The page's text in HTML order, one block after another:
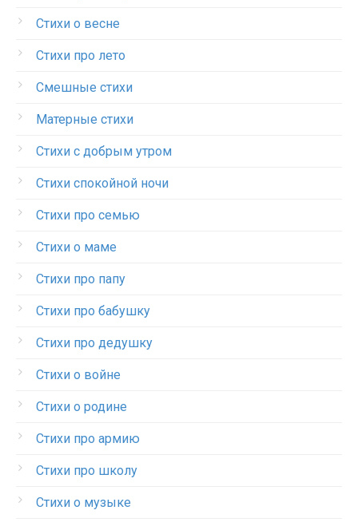
Стихи о весне
Стихи про лето
Смешные стихи
Матерные стихи
Стихи с добрым утром
Стихи спокойной ночи
Стихи про семью
Стихи о маме
Стихи про папу
Стихи про бабушку
Стихи про дедушку
Стихи о войне
Стихи о родине
Стихи про армию
Стихи про школу
Стихи о музыке